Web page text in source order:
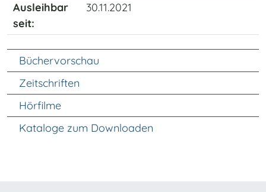
Ausleihbar
seit:
30.11.2021
Unter Navigation
Büchervorschau
Zeitschriften
Hörfilme
Kataloge zum Downloaden